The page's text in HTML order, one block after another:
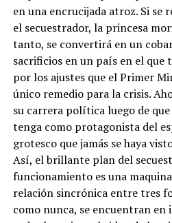
en una encrucijada atroz. Si se
el secuestrador, la princesa
tanto, se convertirá en un
sacrificios en un país en el que
por los ajustes que el Primer
único remedio para la crisis.
su carrera política luego de
tenga como protagonista del
grotesco que jamás se haya
Así, el brillante plan del
funcionamiento es una
relación sincrónica entre tres
como nunca, se encuentran en